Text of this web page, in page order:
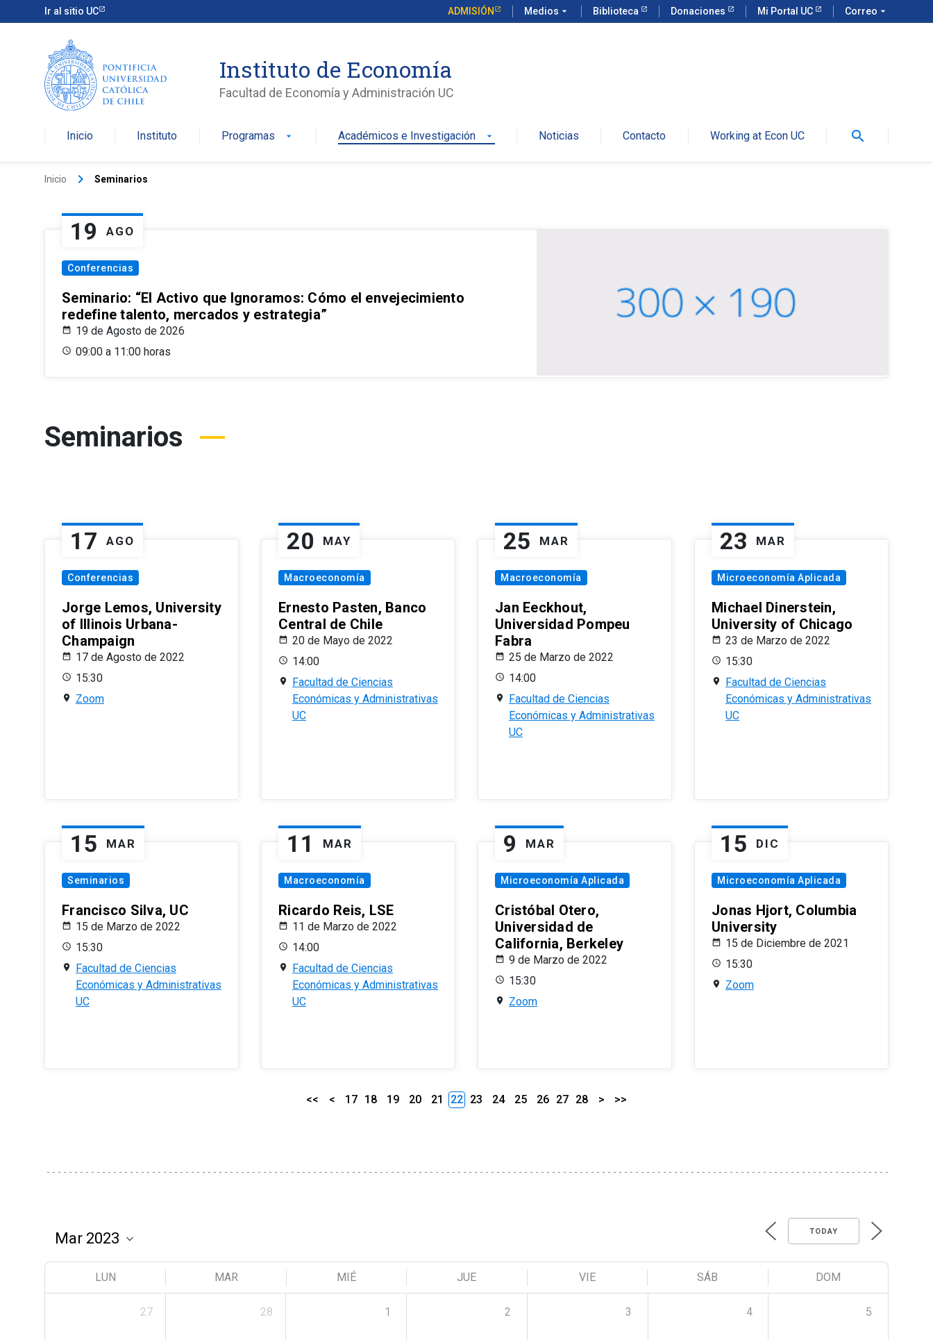
Ir al sitio UC ADMISIÓN Medios arrow_drop_down Biblioteca Donaciones Mi Portal UC Correo arrow_drop_down
Instituto de Economía
Facultad de Economía y Administración UC
Inicio Instituto Programas arrow_drop_down Académicos e Investigación arrow_drop_down Noticias Contacto Working at Econ UC search
Inicio keyboard_arrow_right Seminarios
19 AGO
Conferencias
Seminario: “El Activo que Ignoramos: Cómo el envejecimiento
redefine talento, mercados y estrategia”
19 de Agosto de 2026
09:00 a 11:00 horas
Seminarios
17 AGO
Conferencias
Jorge Lemos, University
of Illinois Urbana-
Champaign
17 de Agosto de 2022
15:30
Zoom
20 MAY
Macroeconomía
Ernesto Pasten, Banco
Central de Chile
20 de Mayo de 2022
14:00
Facultad de Ciencias
Económicas y Administrativas
UC
25 MAR
Macroeconomía
Jan Eeckhout,
Universidad Pompeu
Fabra
25 de Marzo de 2022
14:00
Facultad de Ciencias
Económicas y Administrativas
UC
23 MAR
Microeconomía Aplicada
Michael Dinerstein,
University of Chicago
23 de Marzo de 2022
15:30
Facultad de Ciencias
Económicas y Administrativas
UC
15 MAR
Seminarios
Francisco Silva, UC
15 de Marzo de 2022
15:30
Facultad de Ciencias
Económicas y Administrativas
UC
11 MAR
Macroeconomía
Ricardo Reis, LSE
11 de Marzo de 2022
14:00
Facultad de Ciencias
Económicas y Administrativas
UC
9 MAR
Microeconomía Aplicada
Cristóbal Otero,
Universidad de
California, Berkeley
9 de Marzo de 2022
15:30
Zoom
15 DIC
Microeconomía Aplicada
Jonas Hjort, Columbia
University
15 de Diciembre de 2021
15:30
Zoom
<< < 17 18 19 20 21 22 23 24 25 26 27 28 > >>
TODAY
LUN MAR MIÉ JUE VIE SÁB DOM
27 28 1 2 3 4 5